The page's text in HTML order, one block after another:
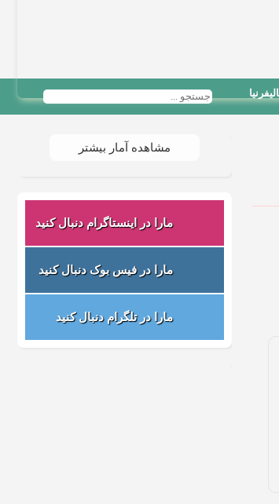
مشاهده آمار بیشتر
مارا در اینستاگرام دنبال کنید
مارا در فیس بوک دنبال کنید
مارا در تلگرام دنبال کنید